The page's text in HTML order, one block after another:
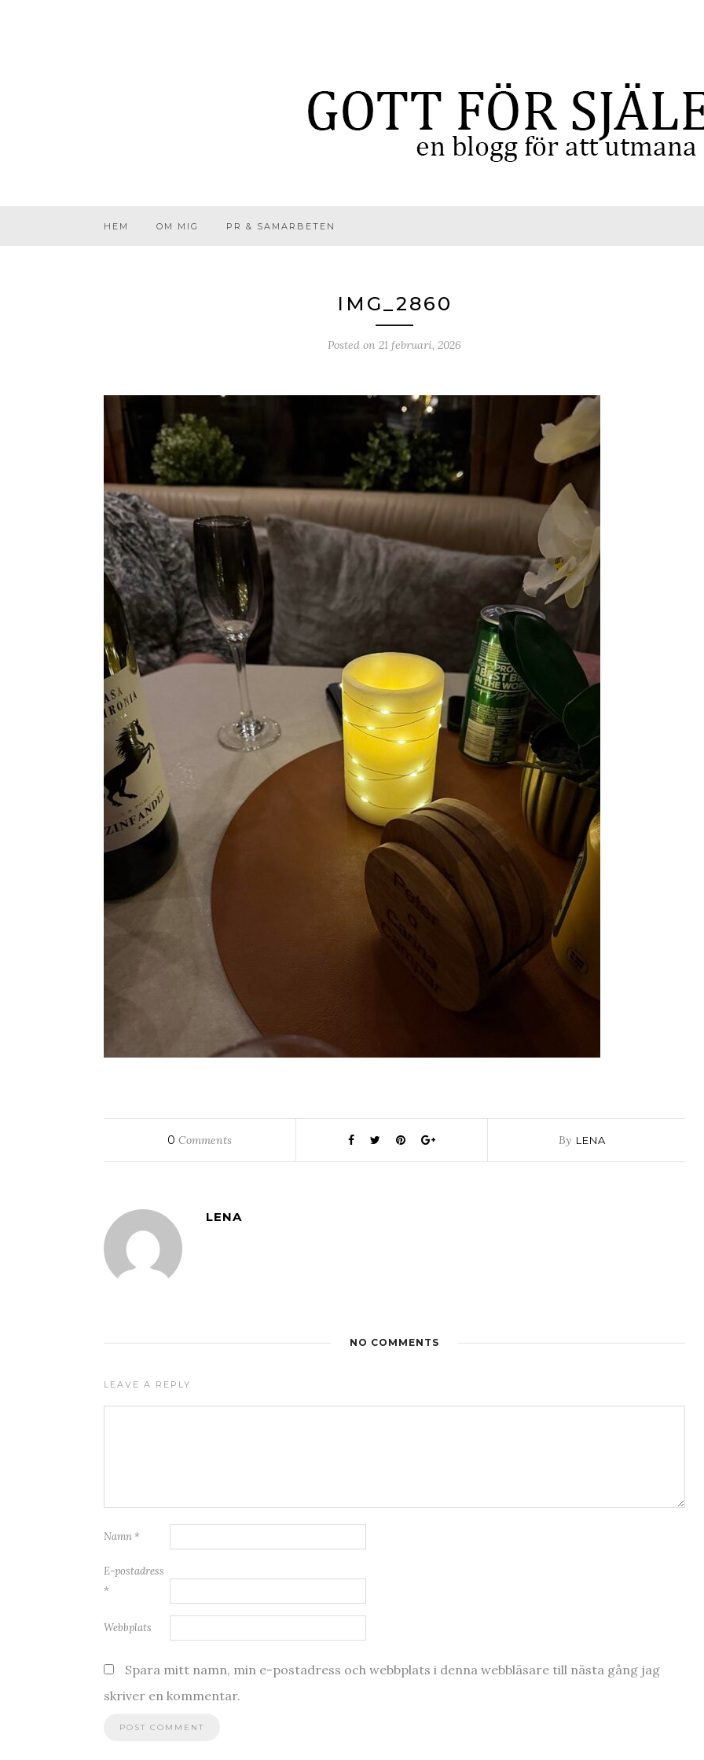
HEM OM MIG PR & SAMARBETEN
IMG_2860
Posted on 21 februari, 2026
0 Comments By LENA
LENA
NO COMMENTS
LEAVE A REPLY
Namn *
E-postadress
*
Webbplats
Spara mitt namn, min e-postadress och webbplats i denna webbläsare till nästa gång jag
skriver en kommentar.